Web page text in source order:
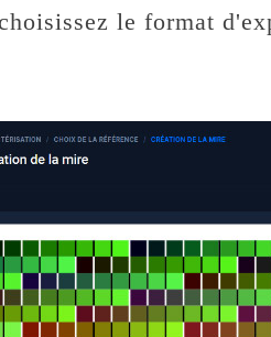
le format